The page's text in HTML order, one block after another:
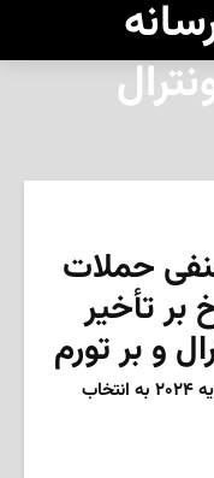
حملات
تأخیر
و بر تورم
گزیده اخبار چهار‌شنبه بیست‌وچهارم ژانویه ۲۰۲۴ به انتخاب